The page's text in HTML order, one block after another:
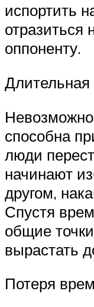
испортить
отразиться
оппоненту.
способна
люди
начинают
другом,
Спустя
общие
вырастать
Потеря